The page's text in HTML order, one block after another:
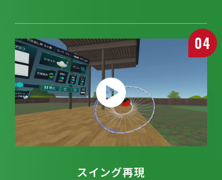
04
スイング再現